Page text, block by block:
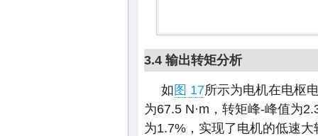
3.4 输出转矩分析
如图 17所示为电机在电枢
为67.5 N·m，转矩峰-峰值为
为1.7%，实现了电机的低速